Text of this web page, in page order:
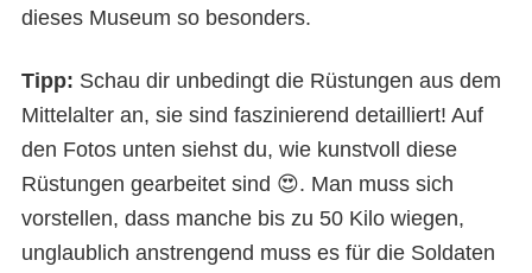
dieses Museum so besonders.
Tipp: Schau dir unbedingt die Rüstungen aus dem
Mittelalter an, sie sind faszinierend detailliert! Auf
den Fotos unten siehst du, wie kunstvoll diese
Rüstungen gearbeitet sind 😍. Man muss sich
vorstellen, dass manche bis zu 50 Kilo wiegen,
unglaublich anstrengend muss es für die Soldaten